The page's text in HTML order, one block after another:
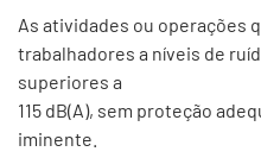
As atividades ou operações
trabalhadores a níveis de
superiores a
115 dB(A), sem proteção
iminente.